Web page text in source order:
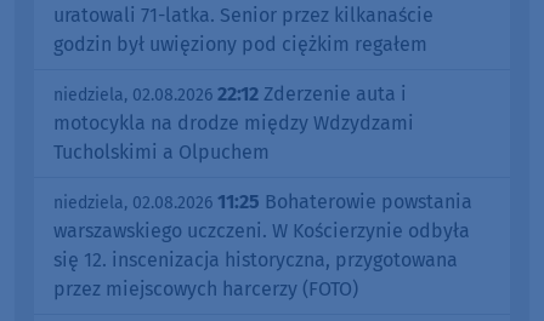
uratowali 71-latka. Senior przez kilkanaście
godzin był uwięziony pod ciężkim regałem
niedziela, 02.08.2026 22:12 Zderzenie auta i
motocykla na drodze między Wdzydzami
Tucholskimi a Olpuchem
niedziela, 02.08.2026 11:25 Bohaterowie powstania
warszawskiego uczczeni. W Kościerzynie odbyła
się 12. inscenizacja historyczna, przygotowana
przez miejscowych harcerzy (FOTO)